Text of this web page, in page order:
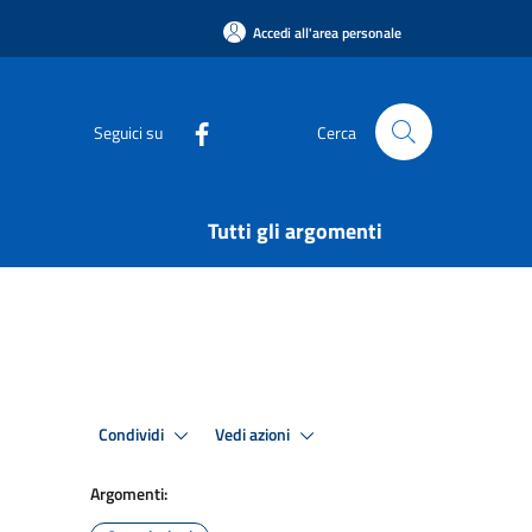
Accedi all'area personale
Seguici su Cerca
Tutti gli argomenti
Condividi Vedi azioni
Argomenti: